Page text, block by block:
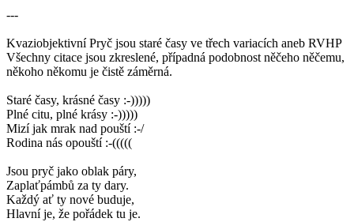
---
Kvaziobjektivní Pryč jsou staré časy ve třech variacích aneb RVHP
Všechny citace jsou zkreslené, případná podobnost něčeho něčemu,
někoho někomu je čistě záměrná.
Staré časy, krásné časy :-)))))
Plné citu, plné krásy :-)))))
Mizí jak mrak nad pouští :-/
Rodina nás opouští :-(((((
Jsou pryč jako oblak páry,
Zaplaťpámbů za ty dary.
Každý ať ty nové buduje,
Hlavní je, že pořádek tu je.